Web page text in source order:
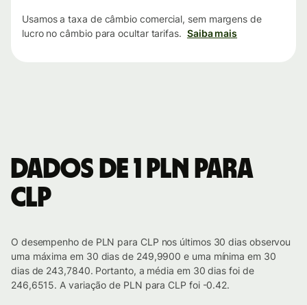
Usamos a taxa de câmbio comercial, sem margens de
lucro no câmbio para ocultar tarifas. Saiba mais
Dados de 1 PLN para
CLP
O desempenho de PLN para CLP nos últimos 30 dias observou
uma máxima em 30 dias de 249,9900 e uma mínima em 30
dias de 243,7840. Portanto, a média em 30 dias foi de
246,6515. A variação de PLN para CLP foi -0.42.